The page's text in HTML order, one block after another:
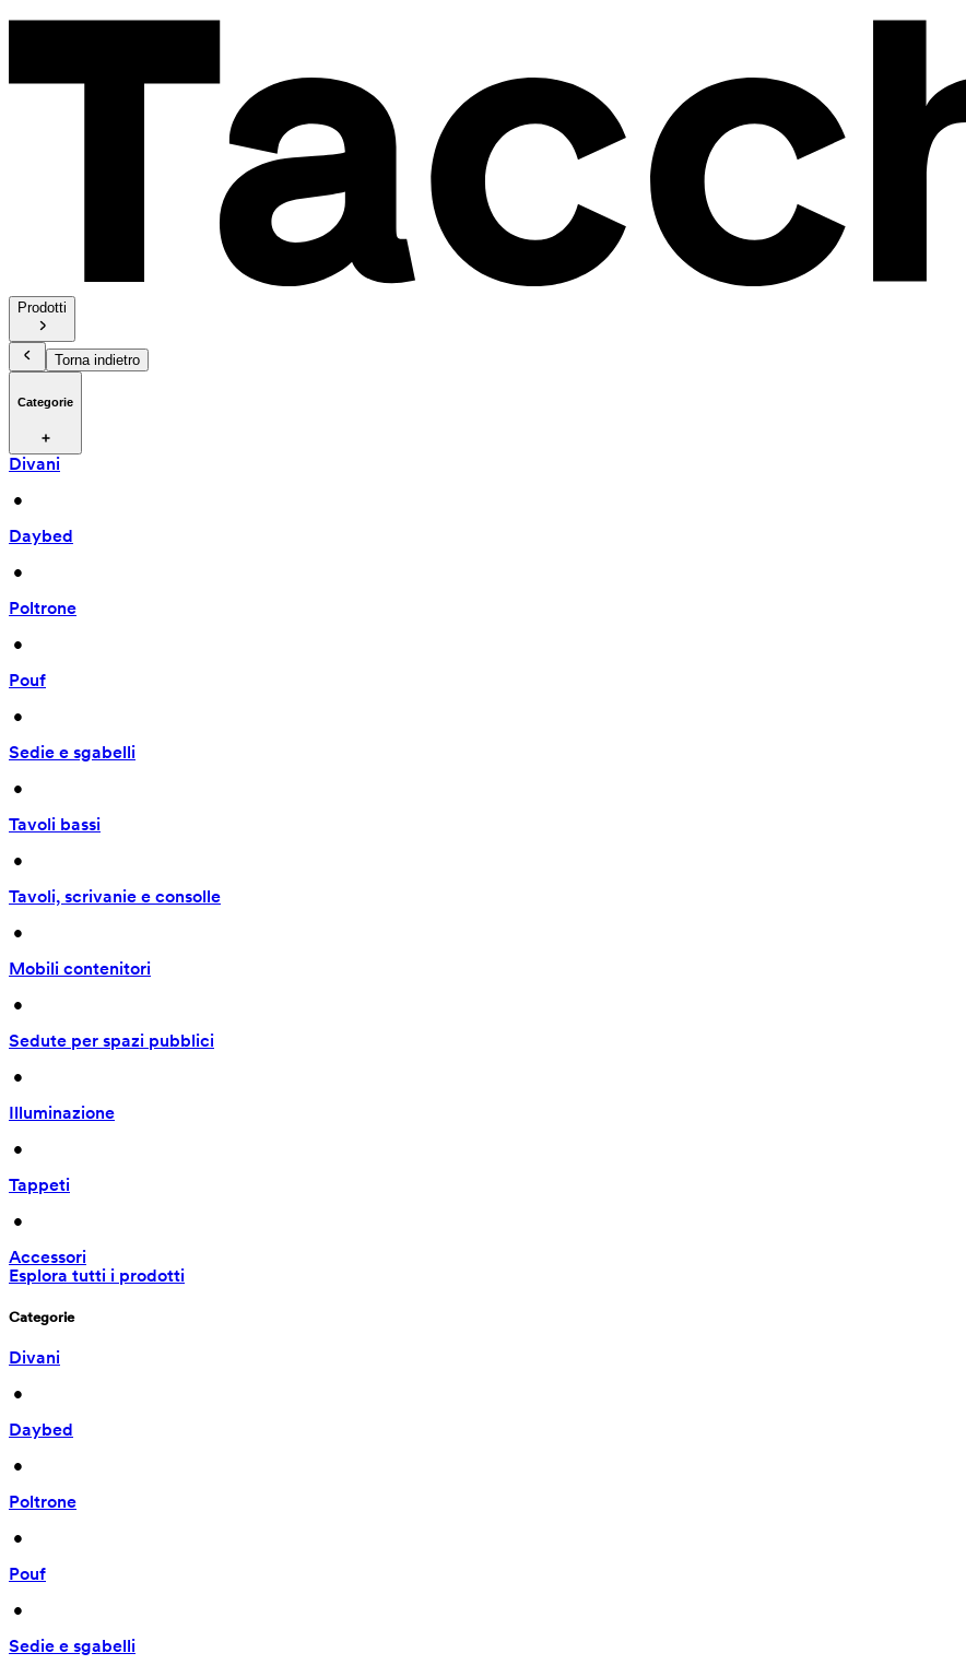
Prodotti
Torna indietro
Categorie
Divani
•
Daybed
•
Poltrone
•
Pouf
•
Sedie e sgabelli
•
Tavoli bassi
•
Tavoli, scrivanie e consolle
•
Mobili contenitori
•
Sedute per spazi pubblici
•
Illuminazione
•
Tappeti
•
Accessori
Esplora tutti i prodotti
Categorie
Divani
•
Daybed
•
Poltrone
•
Pouf
•
Sedie e sgabelli